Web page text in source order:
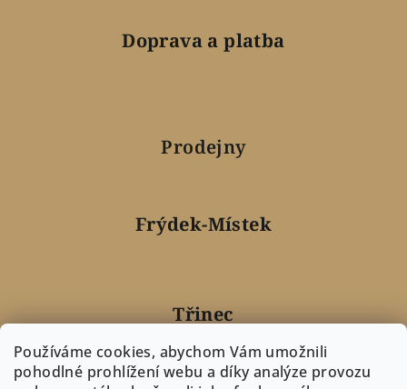
Používáme cookies, abychom Vám umožnili
pohodlné prohlížení webu a díky analýze provozu
Doprava a platba
Prodejny
Frýdek-Místek
Třinec